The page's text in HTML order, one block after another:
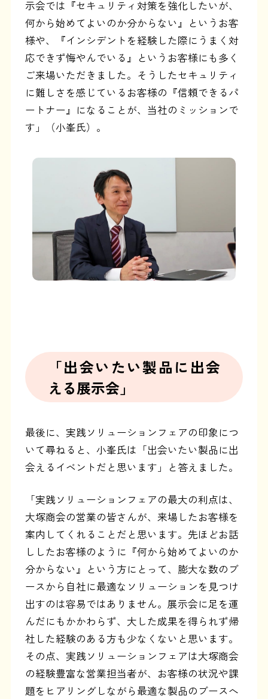
示会では『セキュリティ対策を強化したいが、
何から始めてよいのか分からない』というお客
様や、『インシデントを経験した際にうまく対
応できず悔やんでいる』というお客様にも多く
ご来場いただきました。そうしたセキュリティ
に難しさを感じているお客様の『信頼できるパ
ートナー』になることが、当社のミッションで
す」（小峯氏）。
「出会いたい製品に出会
える展示会」
最後に、実践ソリューションフェアの印象につ
いて尋ねると、小峯氏は「出会いたい製品に出
会えるイベントだと思います」と答えました。
「実践ソリューションフェアの最大の利点は、
大塚商会の営業の皆さんが、来場したお客様を
案内してくれることだと思います。先ほどお話
ししたお客様のように『何から始めてよいのか
分からない』という方にとって、膨大な数のブ
ースから自社に最適なソリューションを見つけ
出すのは容易ではありません。展示会に足を運
んだにもかかわらず、大した成果を得られず帰
社した経験のある方も少なくないと思います。
その点、実践ソリューションフェアは大塚商会
の経験豊富な営業担当者が、お客様の状況や課
題をヒアリングしながら最適な製品のブースへ